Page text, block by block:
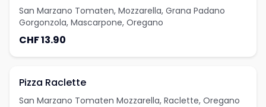
San Marzano Tomaten, Mozzarella, Grana Padano
Gorgonzola, Mascarpone, Oregano
CHF 13.90
Pizza Raclette
San Marzano Tomaten Mozzarella, Raclette, Oregano